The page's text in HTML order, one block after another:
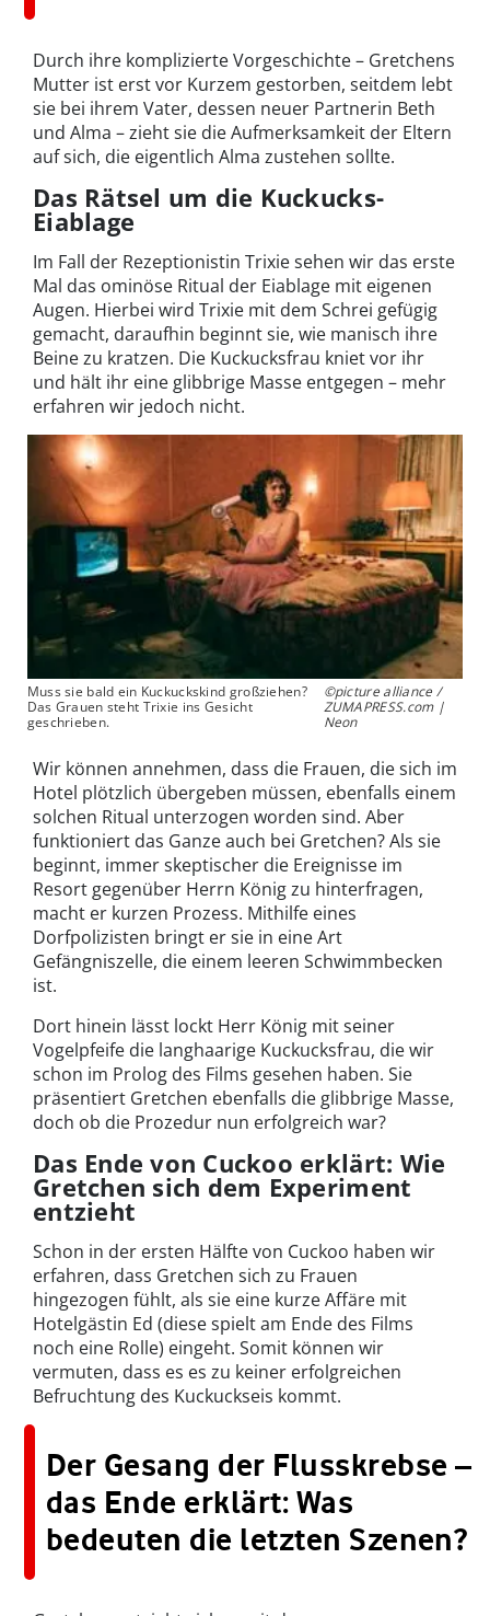
Durch ihre komplizierte Vorgeschichte – Gretchens
Mutter ist erst vor Kurzem gestorben, seitdem lebt
sie bei ihrem Vater, dessen neuer Partnerin Beth
und Alma – zieht sie die Aufmerksamkeit der Eltern
auf sich, die eigentlich Alma zustehen sollte.
Das Rätsel um die Kuckucks-
Eiablage
Im Fall der Rezeptionistin Trixie sehen wir das erste
Mal das ominöse Ritual der Eiablage mit eigenen
Augen. Hierbei wird Trixie mit dem Schrei gefügig
gemacht, daraufhin beginnt sie, wie manisch ihre
Beine zu kratzen. Die Kuckucksfrau kniet vor ihr
und hält ihr eine glibbrige Masse entgegen – mehr
erfahren wir jedoch nicht.
Muss sie bald ein Kuckuckskind großziehen?
Das Grauen steht Trixie ins Gesicht
geschrieben.
©picture alliance /
ZUMAPRESS.com |
Neon
Wir können annehmen, dass die Frauen, die sich im
Hotel plötzlich übergeben müssen, ebenfalls einem
solchen Ritual unterzogen worden sind. Aber
funktioniert das Ganze auch bei Gretchen? Als sie
beginnt, immer skeptischer die Ereignisse im
Resort gegenüber Herrn König zu hinterfragen,
macht er kurzen Prozess. Mithilfe eines
Dorfpolizisten bringt er sie in eine Art
Gefängniszelle, die einem leeren Schwimmbecken
ist.
Dort hinein lässt lockt Herr König mit seiner
Vogelpfeife die langhaarige Kuckucksfrau, die wir
schon im Prolog des Films gesehen haben. Sie
präsentiert Gretchen ebenfalls die glibbrige Masse,
doch ob die Prozedur nun erfolgreich war?
Das Ende von Cuckoo erklärt: Wie
Gretchen sich dem Experiment
entzieht
Schon in der ersten Hälfte von Cuckoo haben wir
erfahren, dass Gretchen sich zu Frauen
hingezogen fühlt, als sie eine kurze Affäre mit
Hotelgästin Ed (diese spielt am Ende des Films
noch eine Rolle) eingeht. Somit können wir
vermuten, dass es es zu keiner erfolgreichen
Befruchtung des Kuckuckseis kommt.
Der Gesang der Flusskrebse –
das Ende erklärt: Was
bedeuten die letzten Szenen?